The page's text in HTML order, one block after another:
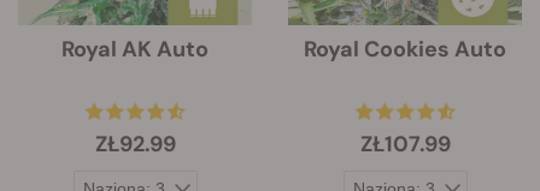
Royal AK Auto
ZŁ92.99
Royal Cookies Auto
ZŁ107.99